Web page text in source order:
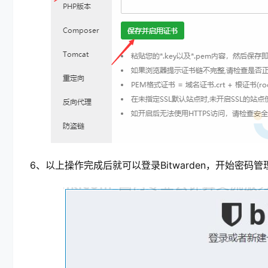
6、以上操作完成后就可以登录Bitwarden，开始密码管